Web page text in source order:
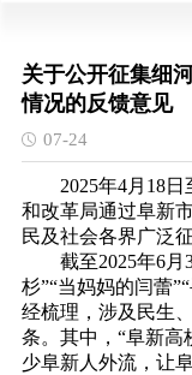
关于公开征集细
情况的反馈意见
07-24
2025年4月18
和改革局通过阜新
民及社会各界广泛
截至2025年6
杉”“当妈妈的闫蕾
经梳理，涉及民生
条。其中，“阜新
少阜新人外流，让